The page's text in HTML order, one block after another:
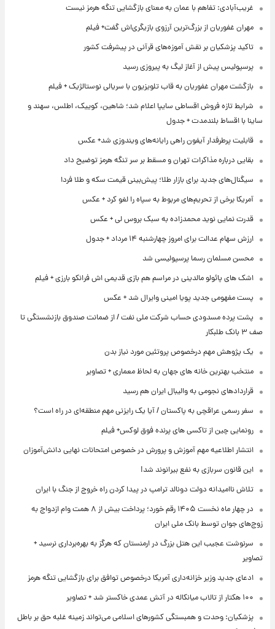
غریب‌آبادی: تفاهم با عمان به معنای بازگشایی تنگه هرمز نیست
مهران غفوریان از بزرگ‌ترین آرزوی بازیگری‌اش گفت+ فیلم
تاکید پزشکیان بر نقش آموزه‌های قرآنی در پیشرفت کشور
پرسپولیس پیش از آغاز لیگ به پیروزی رسید
بازگشت مهران غفوریان به قاب تلویزیون با سریالی نوستالژیک + فیلم
شرایط تازه فروش اقساطی سایپا اعلام شد؛ شاهین، کوییک، اطلس، سهند و
ساینا با اقساط بلندمدت + جدول
قابلیت پرطرفدار آیفون راهی رایانه‌های ویندوزی شد+ عکس
بقایی درباره مذاکرات تهران و مسقط بر سر تنگه هرمز توضیح داد
سیگنال‌های جدید برای بازار طلا؛ پیش‌بینی قیمت سکه و طلا فردا
آمریکا برخی از تحریم‌های مربوط به سپاه را لغو کرد + عکس
قدرت نمایی نوید محمدزاده به سبک بروس لی + عکس
ارزش سهام عدالت برای امروز چهارشنبه ۱۴ مرداد + جدول
محسن مسلمان رسما پرسپولیسی شد
اشک های پائولو مالدینی در مراسم هم بازی قدیمی اش فرانکو بارزی + فیلم
پست مفهومی جدید پویا امینی وایرال شد + عکس
پشت پرده‌ مسدودی حساب شرکت ملی نفت / از ضمانت صندوق بازنشستگی تا
صف ۳ بانک طلبکار
یک پژوهش مهم درخصوص پروتئین مورد نیاز بدن
منتخب بهترین خانه های جهان به لحاظ معماری + تصاویر
قراردادهای نجومی به والیبال ایران هم رسید
سفر رسمی عراقچی به پاکستان / آیا یک رایزنی مهم منطقه‌ای در راه است؟
رونمایی چین از تاکسی های پرنده فوق لوکس+ فیلم
انتشار اطلاعیه مهم آموزش و پرورش در خصوص امتحانات نهایی دانش‌آموزان
این قانون سربازی به نفع بیرانوند شد!
تلاش ناامیدانه‌ دولت دونالد ترامپ در پیدا کردن راه خروج از جنگ با ایران
در چهار ماه نخست ۱۴۰۵ رقم خورد؛ پرداخت بیش از ۸ همت وام ازدواج به
زوج‌های جوان توسط بانک ملی ایران
سرنوشت عجیب این هتل بزرگ در ارمنستان که هرگز به بهره‌برداری نرسید +
تصاویر
ادعای جدید وزیر خزانه‌داری آمریکا درخصوص توافق برای بازگشایی تنگه هرمز
۱۰۰ هکتار از تالاب میانکاله در آتش عمدی خاکستر شد + تصاویر
پزشکیان: وحدت و همبستگی کشورهای اسلامی می‌تواند زمینه غلبه حق بر باطل